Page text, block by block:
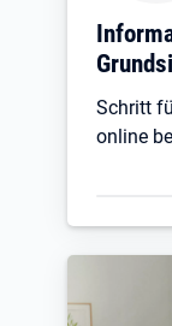
Schritt
online